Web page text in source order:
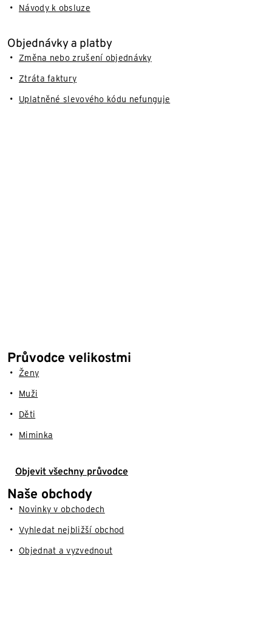
Návody k obsluze
Objednávky a platby
Změna nebo zrušení objednávky
Ztráta faktury
Uplatněné slevového kódu nefunguje
Průvodce velikostmi
Ženy
Muži
Děti
Miminka
Objevit všechny průvodce
Naše obchody
Novinky v obchodech
Vyhledat nejbližší obchod
Objednat a vyzvednout